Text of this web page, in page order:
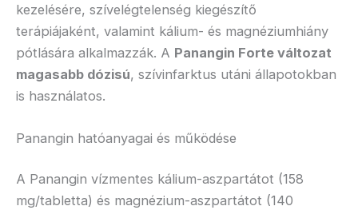
kezelésére, szívelégtelenség kiegészítő
terápiájaként, valamint kálium- és magnéziumhiány
pótlására alkalmazzák. A Panangin Forte változat
magasabb dózisú, szívinfarktus utáni állapotokban
is használatos.
Panangin hatóanyagai és működése
A Panangin vízmentes kálium-aszpartátot (158
mg/tabletta) és magnézium-aszpartátot (140